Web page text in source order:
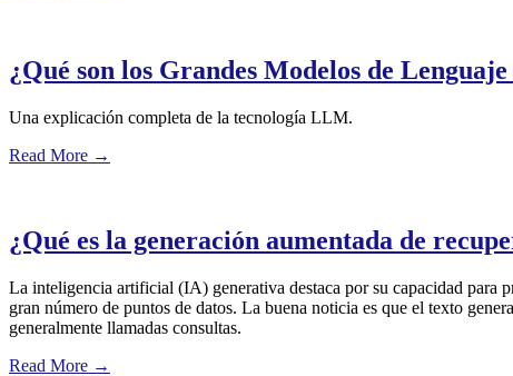
¿Qué son los Grandes Modelos de
Una explicación completa de la tecnología LLM.
Read More →
¿Qué es la generación aumentada de
La inteligencia artificial (IA) generativa destaca por su capacidad para
gran número de puntos de datos. La buena noticia es que el texto
generalmente llamadas consultas.
Read More →